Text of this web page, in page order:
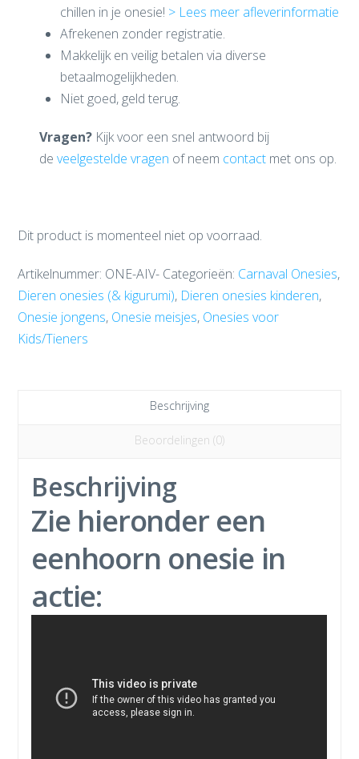
chillen in je onesie! > Lees meer afleverinformatie
Afrekenen zonder registratie.
Makkelijk en veilig betalen via diverse
betaalmogelijkheden.
Niet goed, geld terug.
Vragen?Kijk voor een snel antwoord bij
de veelgestelde vragen of neem contactmet ons op.
Dit product is momenteel niet op voorraad.
Artikelnummer: ONE-AIV- Categorieën: Carnaval Onesies,
Dieren onesies (& kigurumi), Dieren onesies kinderen,
Onesie jongens, Onesie meisjes, Onesies voor
Kids/Tieners
Beschrijving
Beoordelingen (0)
Beschrijving
Zie hieronder een
eenhoorn onesie in
actie: